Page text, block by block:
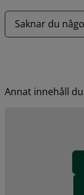
Saknar du
Annat innehåll